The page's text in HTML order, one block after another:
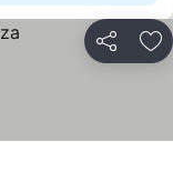
Teilen